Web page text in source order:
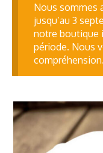
Nous sommes
jusqu’au 3
notre boutique
période. Nous
compréhension.